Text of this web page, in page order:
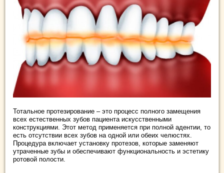
Тотальное протезирование – это процесс полного замещения
всех естественных зубов пациента искусственными
конструкциями. Этот метод применяется при полной адентии, то
есть отсутствии всех зубов на одной или обеих челюстях.
Процедура включает установку протезов, которые заменяют
утраченные зубы и обеспечивают функциональность и эстетику
ротовой полости.